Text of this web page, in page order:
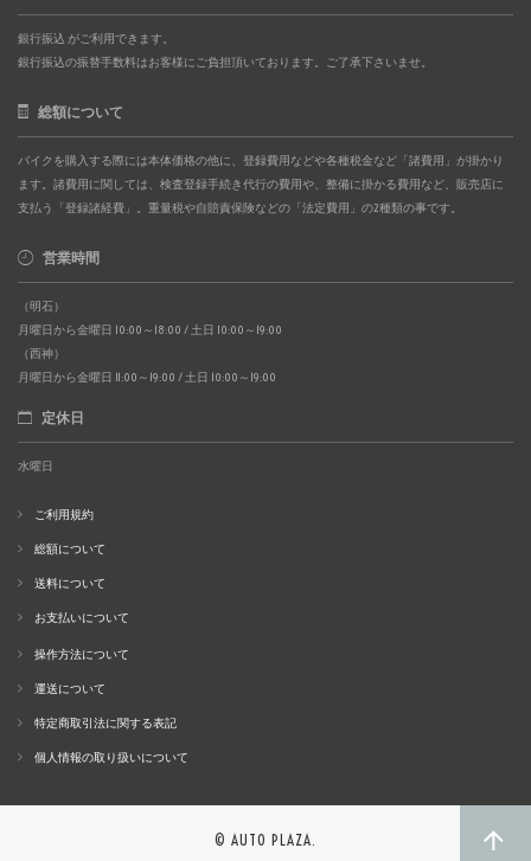
銀行振込 がご利用できます。
銀行振込の振替手数料はお客様にご負担頂いております。ご了承下さいませ。
総額について
バイクを購入する際には本体価格の他に、登録費用などや各種税金など「諸費用」が掛かり
ます。諸費用に関しては、検査登録手続き代行の費用や、整備に掛かる費用など、販売店に
支払う「登録諸経費」。重量税や自賠責保険などの「法定費用」の2種類の事です。
営業時間
（明石）
月曜日から金曜日 10:00～18:00 / 土日 10:00～19:00
（西神）
月曜日から金曜日 11:00～19:00 / 土日 10:00～19:00
定休日
水曜日
ご利用規約
総額について
送料について
お支払いについて
操作方法について
運送について
特定商取引法に関する表記
個人情報の取り扱いについて
© AUTO PLAZA.